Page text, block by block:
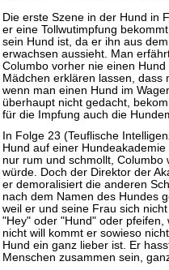
Die erste Szene in der Hund in
er eine Tollwutimpfung
sein Hund ist, da er ihn aus
erwachsen aussieht. Man
Columbo vorher nie einen
Mädchen erklären lassen, dass
wenn man einen Hund im
überhaupt nicht gedacht,
für die Impfung auch die
In Folge 23 (Teuflische
Hund auf einer
nur rum und schmollt,
würde. Doch der Direktor der
er demoralisiert die anderen
nach dem Namen des Hundes
weil er und seine Frau sich
"Hey" oder "Hund" oder
nicht will kommt er sowieso
Hund ein ganz lieber ist. Er
Menschen zusammen sein,